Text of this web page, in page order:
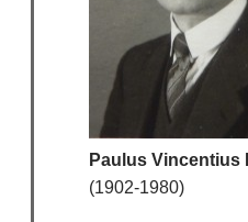
Paulus Vincentius
(1902-1980)